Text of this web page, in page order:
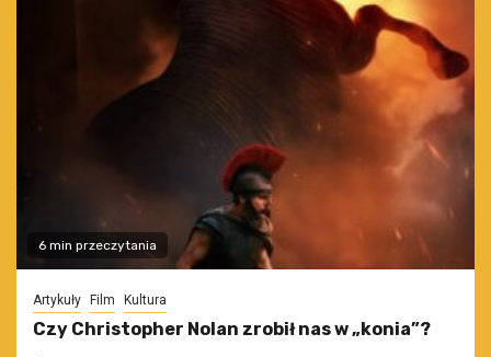
6 min przeczytania
Artykuły Film Kultura
Czy Christopher Nolan zrobił nas w „konia”?